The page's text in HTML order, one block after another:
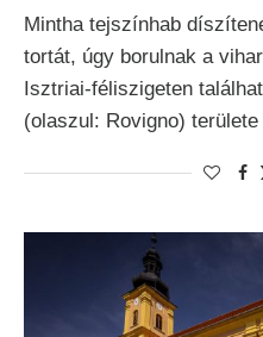
Mintha tejszínhab
tortát, úgy borulnak a
Isztriai-féliszigeten
(olaszul: Rovigno)